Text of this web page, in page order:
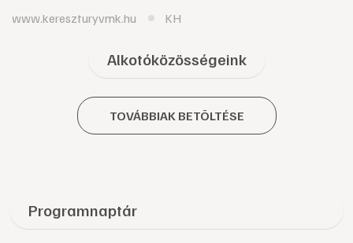
www.kereszturyvmk.hu KH
Alkotóközösségeink
TOVÁBBIAK BETÖLTÉSE
Programnaptár